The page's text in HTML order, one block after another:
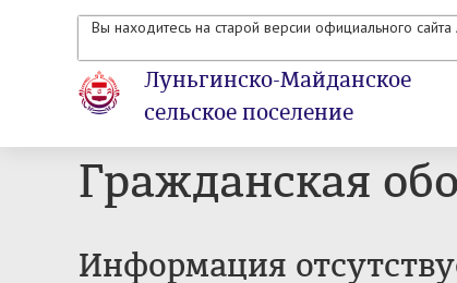
Вы находитесь на старой версии официального
Луньгинско-Майданское
сельское поселение
Гражданская
Информация